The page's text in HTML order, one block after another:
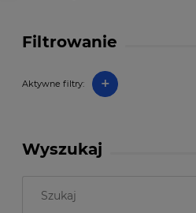
Filtrowanie
Aktywne filtry: +
Wyszukaj